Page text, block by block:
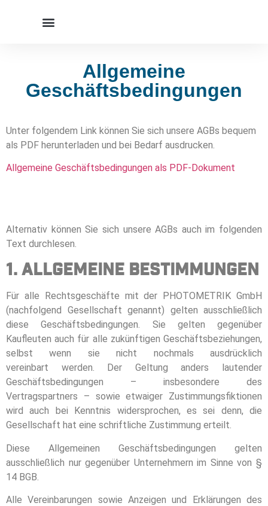
Allgemeine
Geschäftsbedingungen
Unter folgendem Link können Sie sich unsere AGBs bequem
als PDF herunterladen und bei Bedarf ausdrucken.
Allgemeine Geschäftsbedingungen als PDF-Dokument
Alternativ können Sie sich unsere AGBs auch im folgenden
Text durchlesen.
1. Allgemeine Bestimmungen
Für alle Rechtsgeschäfte mit der PHOTOMETRIK GmbH
(nachfolgend Gesellschaft genannt) gelten ausschließlich
diese Geschäftsbedingungen. Sie gelten gegenüber
Kaufleuten auch für alle zukünftigen Geschäftsbeziehungen,
selbst wenn sie nicht nochmals ausdrücklich
vereinbart werden. Der Geltung anders lautender
Geschäftsbedingungen – insbesondere des
Vertragspartners – sowie etwaiger Zustimmungsfiktionen
wird auch bei Kenntnis widersprochen, es sei denn, die
Gesellschaft hat eine schriftliche Zustimmung erteilt.
Diese Allgemeinen Geschäftsbedingungen gelten
ausschließlich nur gegenüber Unternehmern im Sinne von §
14 BGB.
Alle Vereinbarungen sowie Anzeigen und Erklärungen des